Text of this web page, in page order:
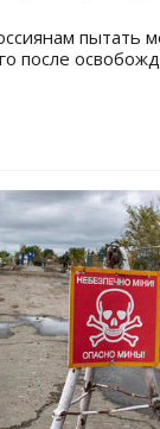
пытать
после